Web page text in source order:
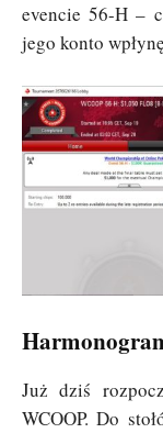
evencie 56-H –
jego konto
Już dziś
WCOOP. Do